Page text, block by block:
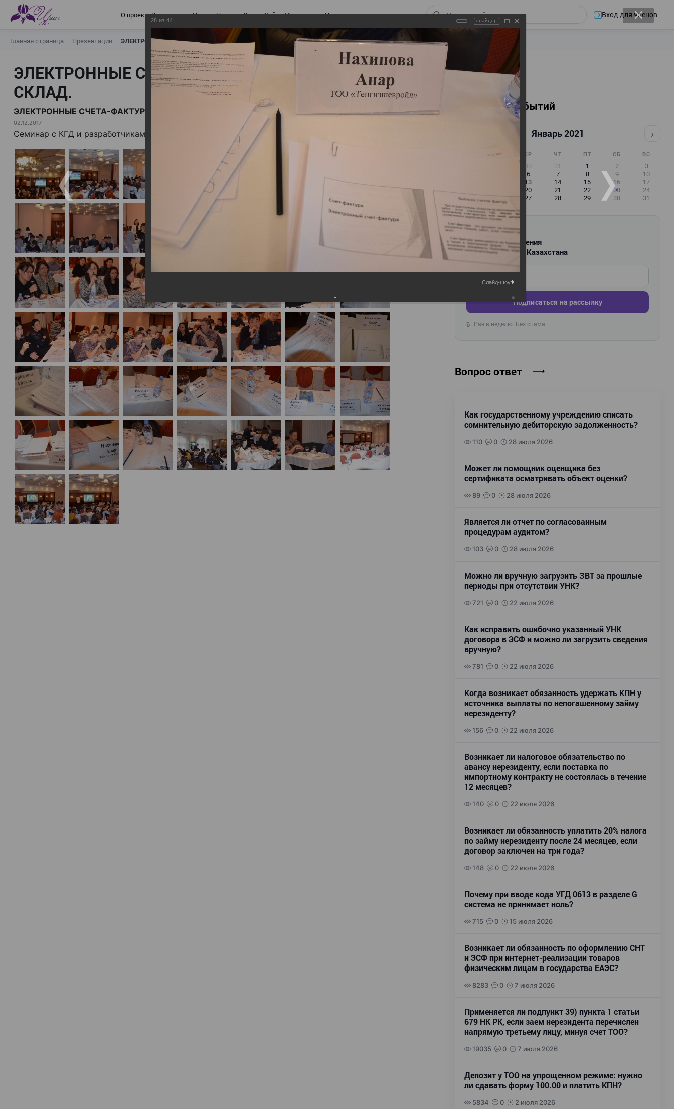
О проектеВопрос-ответПисьмаПроектыСтатьиКейсыМероприятияПрезентации Вход для членов
Главная страница — Презентации — ЭЛЕКТРОННЫЕ СЧЕТА-ФАКТУРЫ. ВИРТУАЛЬНЫЙ СКЛАД.
ЭЛЕКТРОННЫЕ СЧЕТА-ФАКТУРЫ. ВИРТУАЛЬНЫЙ
СКЛАД.
ЭЛЕКТРОННЫЕ СЧЕТА-ФАКТУРЫ. ВИРТУАЛЬНЫЙ СКЛАД.
02.12.2017
Семинар с КГД и разработчиками
Календарь событий
Январь 2021 ›
ВТ СР ЧТ ПТ СБ ВС
30 31 1 2
3
6 7 8 9
10
13 14 15 16
17
20 21 22 23
24
25
27 28 29 30 31
РАССЫЛКА
Новости и изменения
для бухгалтеров Казахстана
Подписаться на рассылку
🔒 Раз в неделю. Без спама.
Вопрос ответ
Как государственному учреждению списать
сомнительную дебиторскую задолженность?
110 0 28 июля 2026
Может ли помощник оценщика без
сертификата осматривать объект оценки?
89 0 28 июля 2026
Является ли отчет по согласованным
процедурам аудитом?
103 0 28 июля 2026
Можно ли вручную загрузить ЗВТ за прошлые
периоды при отсутствии УНК?
721 0 22 июля 2026
Как исправить ошибочно указанный УНК
договора в ЭСФ и можно ли загрузить сведения
вручную?
781 0 22 июля 2026
Когда возникает обязанность удержать КПН у
источника выплаты по непогашенному займу
нерезиденту?
156 0 22 июля 2026
Возникает ли налоговое обязательство по
авансу нерезиденту, если поставка по
импортному контракту не состоялась в течение
12 месяцев?
140 0 22 июля 2026
Возникает ли обязанность уплатить 20% налога
по займу нерезиденту после 24 месяцев, если
договор заключен на три года?
148 0 22 июля 2026
Почему при вводе кода УГД 0613 в разделе G
система не принимает ноль?
715 0 15 июля 2026
Возникает ли обязанность по оформлению СНТ
и ЭСФ при интернет-реализации товаров
физическим лицам в государства ЕАЭС?
8283 0 7 июля 2026
Применяется ли подпункт 39) пункта 1 статьи
679 НК РК, если заем нерезидента перечислен
напрямую третьему лицу, минуя счет ТОО?
19035 0 7 июля 2026
Депозит у ТОО на упрощенном режиме: нужно
ли сдавать форму 100.00 и платить КПН?
5834 0 2 июля 2026
28 из 44 слайдер
Слайд-шоу: